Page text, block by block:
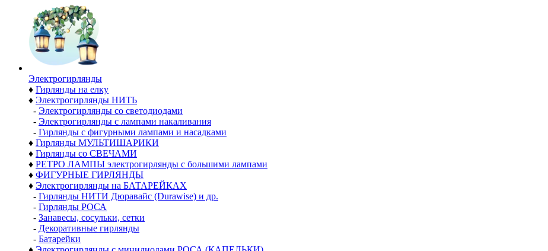
Электро­гирлянды
♦ Гирлянды на елку
♦ Электрогирлянды НИТЬ
- Электрогирлянды со светодиодами
- Электрогирлянды с лампами накаливания
- Гирлянды с фигурными лампами и насадками
♦ Гирлянды МУЛЬТИШАРИКИ
♦ Гирлянды со СВЕЧАМИ
♦ РЕТРО ЛАМПЫ электрогирлянды с большими лампами
♦ ФИГУРНЫЕ ГИРЛЯНДЫ
♦ Электрогирлянды на БАТАРЕЙКАХ
- Гирлянды НИТИ Дюравайс (Durawise) и др.
- Гирлянды РОСА
- Занавесы, сосульки, сетки
- Декоративные гирлянды
- Батарейки